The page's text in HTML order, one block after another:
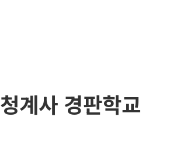
청계사 경판학교